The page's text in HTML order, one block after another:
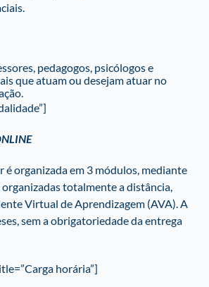
pedagogos, psicólogos e
que atuam ou desejam atuar no
é organizada em 3 módulos, mediante
totalmente a distância,
Virtual de Aprendizagem (AVA). A
sem a obrigatoriedade da entrega
horária”]